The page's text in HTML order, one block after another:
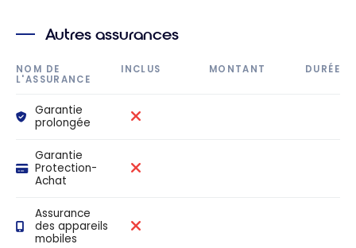
Autres assurances
NOM DE
L'ASSURANCE
INCLUS MONTANT DURÉE
Garantie
prolongée
Garantie
Protection-
Achat
Assurance
des appareils
mobiles